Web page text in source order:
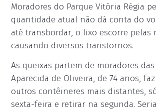
Moradores do Parque Vitória Régia
quantidade atual não dá conta do
até transbordar, o lixo escorre
causando diversos transtornos.
As queixas partem de moradores
Aparecida de Oliveira, de 74 anos,
outros contêineres mais distantes,
sexta-feira e retirar na segunda.